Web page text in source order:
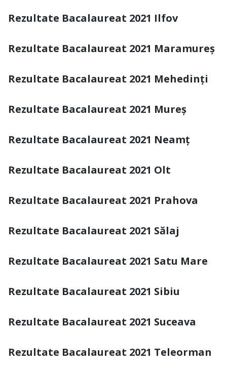
Rezultate Bacalaureat 2021 Ilfov
Rezultate Bacalaureat 2021 Maramureș
Rezultate Bacalaureat 2021 Mehedinți
Rezultate Bacalaureat 2021 Mureș
Rezultate Bacalaureat 2021 Neamț
Rezultate Bacalaureat 2021 Olt
Rezultate Bacalaureat 2021 Prahova
Rezultate Bacalaureat 2021 Sălaj
Rezultate Bacalaureat 2021 Satu Mare
Rezultate Bacalaureat 2021 Sibiu
Rezultate Bacalaureat 2021 Suceava
Rezultate Bacalaureat 2021 Teleorman